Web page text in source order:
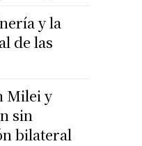
y la
de las
Milei y
sin
bilateral